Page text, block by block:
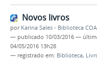
Novos livros
por Karina Sales - Biblioteca
— publicado 10/03/2016 —
04/05/2016 13h28
— registrado em: Biblioteca,